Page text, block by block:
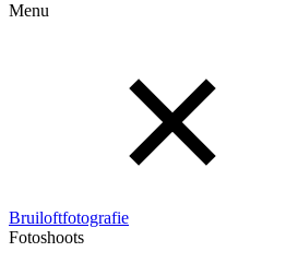
Menu
Bruiloftfotografie
Fotoshoots